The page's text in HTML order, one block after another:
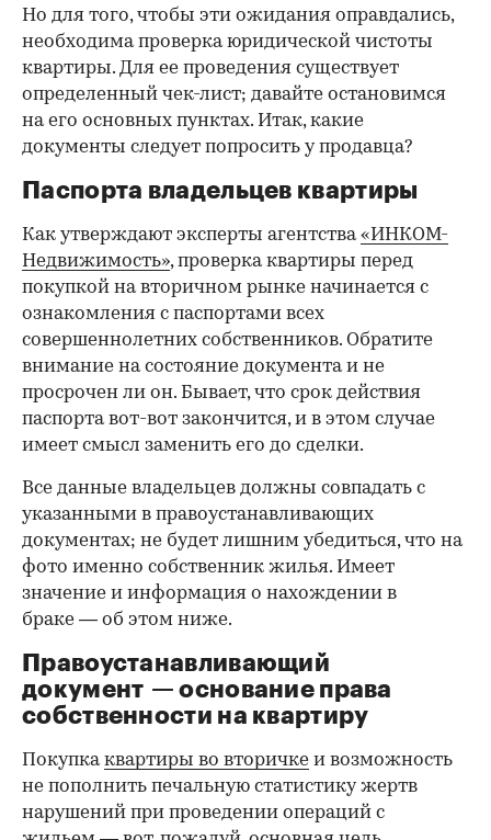
Но для того, чтобы эти ожидания оправдались,
необходима проверка юридической чистоты
квартиры. Для ее проведения существует
определенный чек-лист; давайте остановимся
на его основных пунктах. Итак, какие
документы следует попросить у продавца?
Паспорта владельцев квартиры
Как утверждают эксперты агентства«ИНКОМ-
Недвижимость», проверка квартиры перед
покупкой на вторичном рынке начинается с
ознакомления с паспортами всех
совершеннолетних собственников. Обратите
внимание на состояние документа и не
просрочен ли он. Бывает, что срок действия
паспорта вот-вот закончится, и в этом случае
имеет смысл заменить его до сделки.
00:00 / 00:00
Все данные владельцев должны совпадать с
указанными в правоустанавливающих
документах; не будет лишним убедиться, что на
фото именно собственник жилья. Имеет
значение и информация о нахождении в
браке — об этом ниже.
Правоустанавливающий
документ — основание права
собственности на квартиру
Покупкаквартиры во вторичке и возможность
не пополнить печальную статистику жертв
нарушений при проведении операций с